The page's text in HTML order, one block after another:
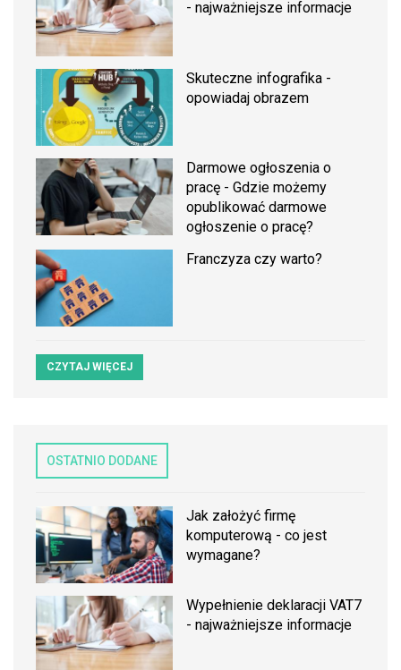
- najważniejsze informacje
Skuteczne infografika -
opowiadaj obrazem
Darmowe ogłoszenia o
pracę - Gdzie możemy
opublikować darmowe
ogłoszenie o pracę?
Franczyza czy warto?
CZYTAJ WIĘCEJ
OSTATNIO DODANE
Jak założyć firmę
komputerową - co jest
wymagane?
Wypełnienie deklaracji VAT7
- najważniejsze informacje